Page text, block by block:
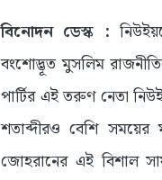
বিনোদন ডেস্ক :
বংশোদ্ভূত মুসলিম
পার্টির এই তরুণ নেতা
শতাব্দীরও বেশি সময়ের
জোহরানের এই বিশাল